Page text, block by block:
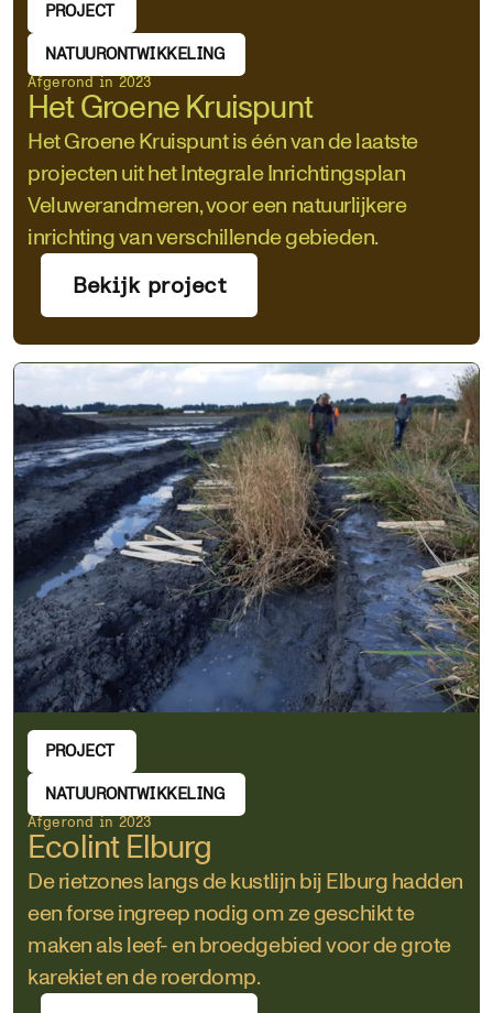
PROJECT
NATUURONTWIKKELING
Afgerond in 2023
Het Groene Kruispunt
Het Groene Kruispunt is één van de laatste
projecten uit het Integrale Inrichtingsplan
Veluwerandmeren, voor een natuurlijkere
inrichting van verschillende gebieden.
Bekijk project
PROJECT
NATUURONTWIKKELING
Afgerond in 2023
Ecolint Elburg
De rietzones langs de kustlijn bij Elburg hadden
een forse ingreep nodig om ze geschikt te
maken als leef- en broedgebied voor de grote
karekiet en de roerdomp.